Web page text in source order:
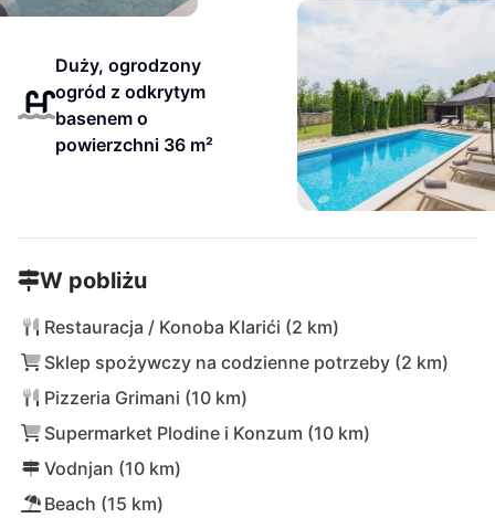
Duży, ogrodzony
ogród z odkrytym
basenem o
powierzchni 36 m²
W pobliżu
Restauracja / Konoba Klarići (2 km)
Sklep spożywczy na codzienne potrzeby (2 km)
Pizzeria Grimani (10 km)
Supermarket Plodine i Konzum (10 km)
Vodnjan (10 km)
Beach (15 km)